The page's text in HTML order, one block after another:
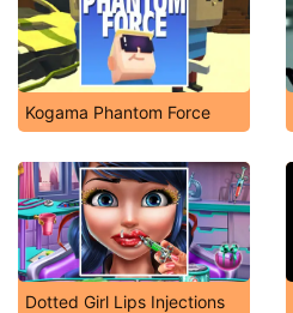
Kogama Phantom Force
Dotted Girl Lips Injections